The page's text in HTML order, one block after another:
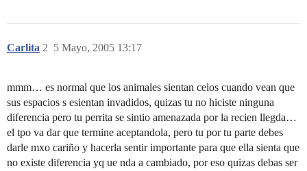
Carlita 5 Mayo, 2005 13:17
2
mmm… es normal que los animales sientan celos cuando vean que
sus espacios s esientan invadidos, quizas tu no hiciste ninguna
diferencia pero tu perrita se sintio amenazada por la recien llegda…
el tpo va dar que termine aceptandola, pero tu por tu parte debes
darle mxo cariño y hacerla sentir importante para que ella sienta que
no existe diferencia yq ue nda a cambiado, por eso quizas debas ser